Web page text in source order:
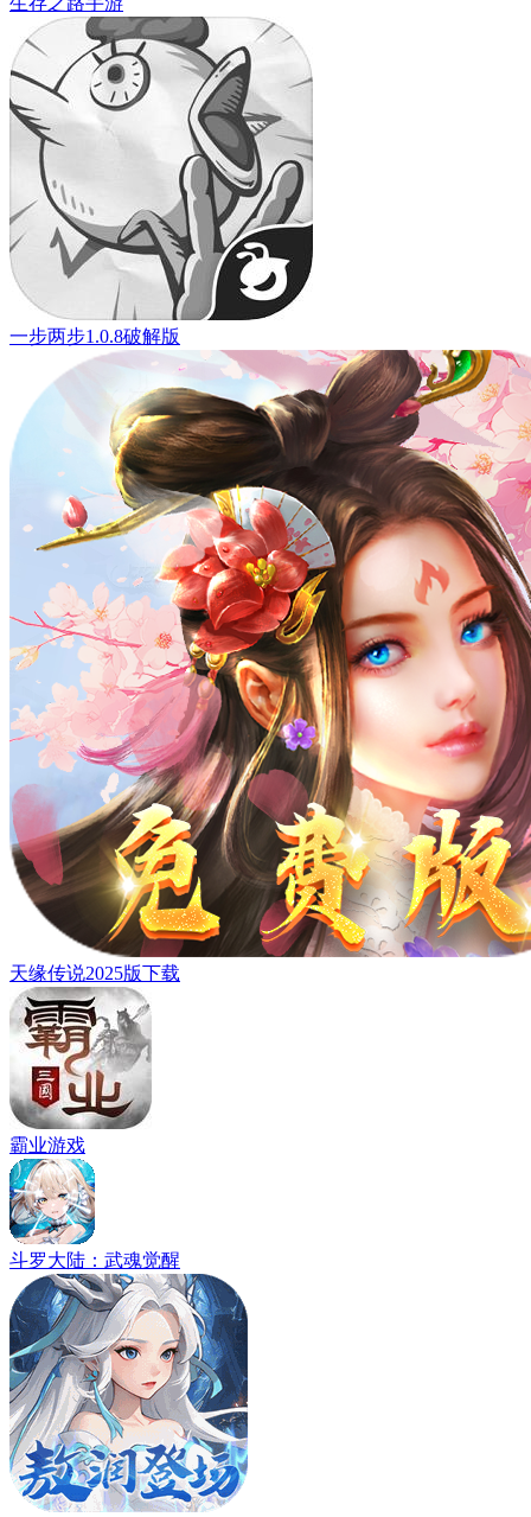
一步两步1.0.8破解版
天缘传说2025版下载
霸业游戏
斗罗大陆：武魂觉醒